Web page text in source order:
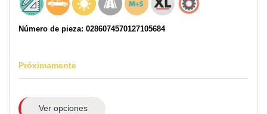
Número de pieza: 0286074570127105684
Próximamente
Ver opciones